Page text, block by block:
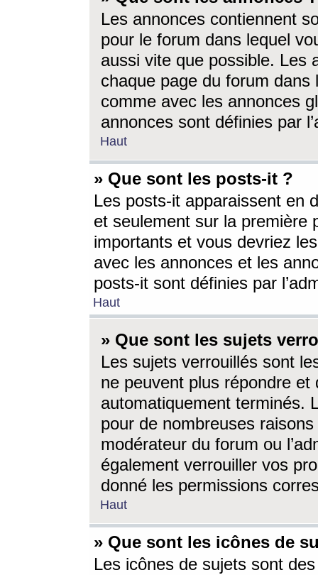
Les annonces contiennent
pour le forum dans lequel
aussi vite que possible. Les
chaque page du forum dans
comme avec les annonces
annonces sont définies par
Haut
» Que sont les posts-it ?
Les posts-it apparaissent en
et seulement sur la première
importants et vous devriez
avec les annonces et les
posts-it sont définies par
Haut
» Que sont les sujets
Les sujets verrouillés sont
ne peuvent plus répondre
automatiquement terminés.
pour de nombreuses
modérateur du forum ou
également verrouiller vos
donné les permissions
Haut
» Que sont les icônes de
Les icônes de sujets sont